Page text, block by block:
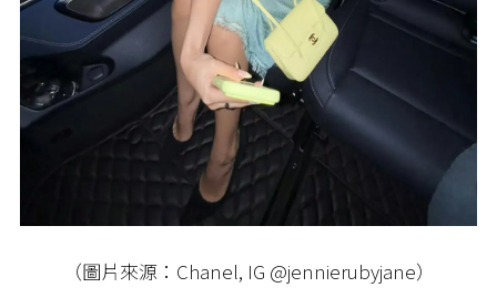
（圖片來源：Chanel, IG @jennierubyjane）